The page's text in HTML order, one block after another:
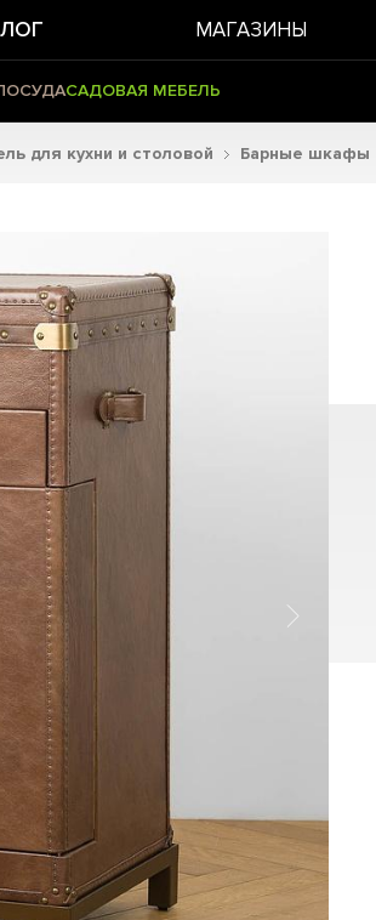
МАГАЗИНЫ
САДОВАЯ МЕБЕЛЬ
для кухни и столовой Барные шкафы